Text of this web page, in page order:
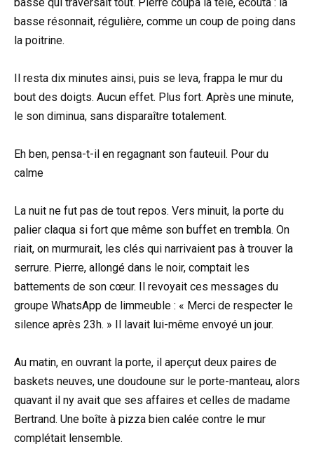
basse résonnait, régulière, comme un coup de poing dans
la poitrine.
Il resta dix minutes ainsi, puis se leva, frappa le mur du
bout des doigts. Aucun effet. Plus fort. Après une minute,
le son diminua, sans disparaître totalement.
Eh ben, pensa-t-il en regagnant son fauteuil. Pour du
calme
La nuit ne fut pas de tout repos. Vers minuit, la porte du
palier claqua si fort que même son buffet en trembla. On
riait, on murmurait, les clés qui narrivaient pas à trouver la
serrure. Pierre, allongé dans le noir, comptait les
battements de son cœur. Il revoyait ces messages du
groupe WhatsApp de limmeuble : « Merci de respecter le
silence après 23h. » Il lavait lui-même envoyé un jour.
Au matin, en ouvrant la porte, il aperçut deux paires de
baskets neuves, une doudoune sur le porte-manteau, alors
quavant il ny avait que ses affaires et celles de madame
Bertrand. Une boîte à pizza bien calée contre le mur
complétait lensemble.